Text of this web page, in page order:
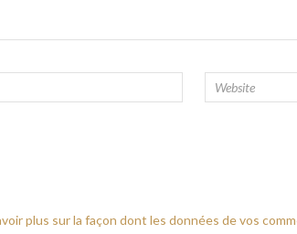
plus sur la façon dont les données de vos